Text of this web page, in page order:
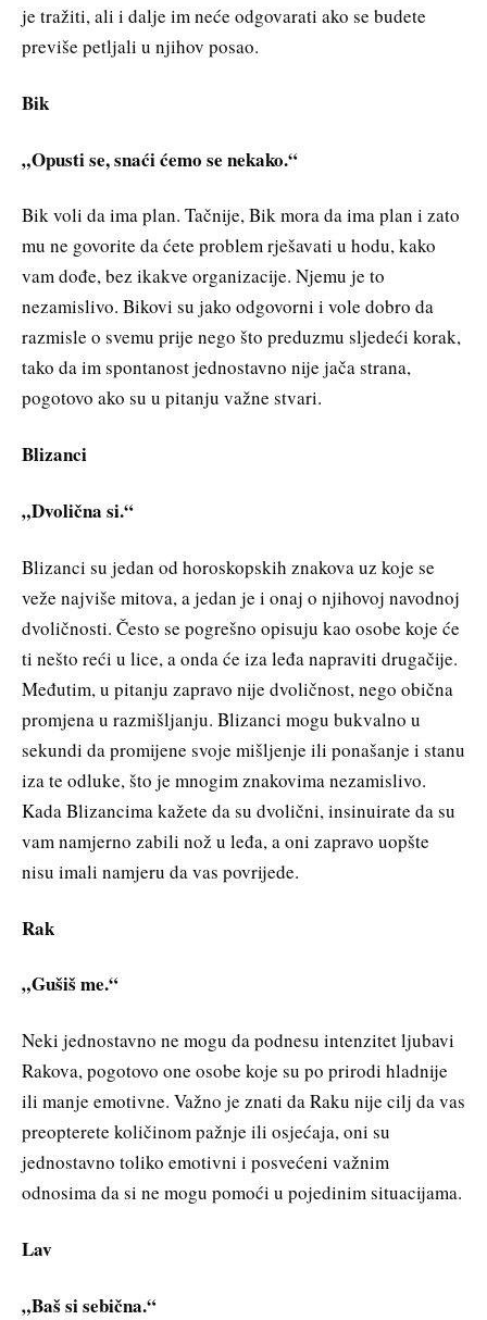
je tražiti, ali i dalje im neće odgovarati ako se budete
previše petljali u njihov posao.
Bik
„Opusti se, snaći ćemo se nekako.“
Bik voli da ima plan. Tačnije, Bik mora da ima plan i zato
mu ne govorite da ćete problem rješavati u hodu, kako
vam dođe, bez ikakve organizacije. Njemu je to
nezamislivo. Bikovi su jako odgovorni i vole dobro da
razmisle o svemu prije nego što preduzmu sljedeći korak,
tako da im spontanost jednostavno nije jača strana,
pogotovo ako su u pitanju važne stvari.
Blizanci
„Dvolična si.“
Blizanci su jedan od horoskopskih znakova uz koje se
veže najviše mitova, a jedan je i onaj o njihovoj navodnoj
dvoličnosti. Često se pogrešno opisuju kao osobe koje će
ti nešto reći u lice, a onda će iza leđa napraviti drugačije.
Međutim, u pitanju zapravo nije dvoličnost, nego obična
promjena u razmišljanju. Blizanci mogu bukvalno u
sekundi da promijene svoje mišljenje ili ponašanje i stanu
iza te odluke, što je mnogim znakovima nezamislivo.
Kada Blizancima kažete da su dvolični, insinuirate da su
vam namjerno zabili nož u leđa, a oni zapravo uopšte
nisu imali namjeru da vas povrijede.
Rak
„Gušiš me.“
Neki jednostavno ne mogu da podnesu intenzitet ljubavi
Rakova, pogotovo one osobe koje su po prirodi hladnije
ili manje emotivne. Važno je znati da Raku nije cilj da vas
preopterete količinom pažnje ili osjećaja, oni su
jednostavno toliko emotivni i posvećeni važnim
odnosima da si ne mogu pomoći u pojedinim situacijama.
Lav
„Baš si sebična.“